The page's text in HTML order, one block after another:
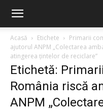
Acasă Etichete
Primarii
ajutorul ANPM „Colectarea
atingerea țintelor de reciclare”
Etichetă:
România riscă
ANPM